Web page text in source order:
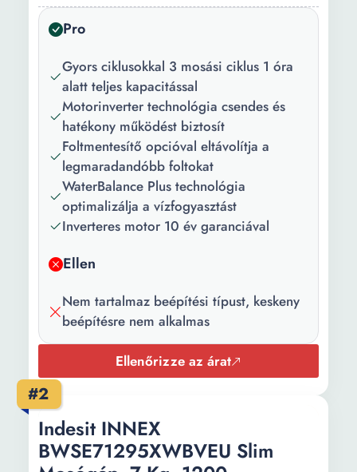
kapacítás:
Centrifugálási
sebesség:
1400 fordulat/perc
Centrifuga
zajszint:
77 dB
Ajtónyitás
iránya:
Bal
Szín:
Fehér
Mélység:
Szélesség:
59.5 cm
Magasság:
85 cm
74.1 kg
Kábel hossza:
Energiahatékonyság
a legújabb európai
előírások szerint:
Pro
Gyors ciklusokkal 3 mosási ciklus 1 óra
alatt teljes kapacitással
Motorinverter technológia csendes és
hatékony működést biztosít
Foltmentesítő opcióval eltávolítja a
legmaradandóbb foltokat
WaterBalance Plus technológia
optimalizálja a vízfogyasztást
Inverteres motor 10 év garanciával
Ellen
Nem tartalmaz beépítési típust, keskeny
beépítésre nem alkalmas
Ellenőrizze az árat
#2
Indesit INNEX
BWSE71295XWBVEU Slim